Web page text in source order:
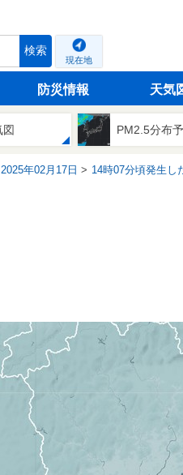
検索
現在地
防災情報 天気
図 PM2.5分布
2025年02月17日 14時07分頃発生し